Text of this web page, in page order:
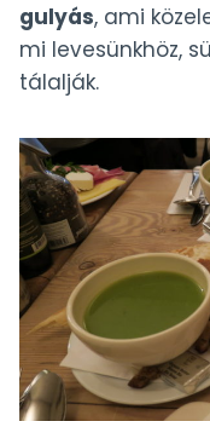
gulyás, ami
mi levesünkhöz,
tálalják.